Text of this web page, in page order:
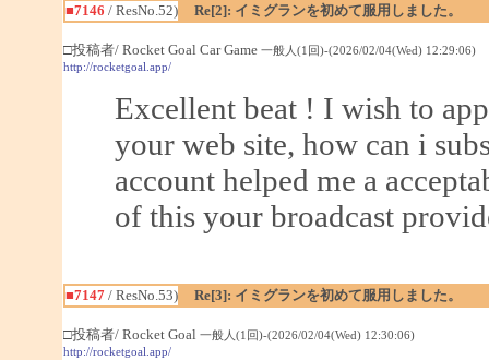
■7146 / ResNo.52) Re[2]: イミグランを初めて服用しました。
□投稿者/ Rocket Goal Car Game 一般人(1回)-(2026/02/04(Wed) 12:29:06)
http://rocketgoal.app/
Excellent beat ! I wish to
your web site, how can i
account helped me a
of this your broadcast
■7147/ ResNo.53) Re[3]: イミグランを初めて服用しました。
□投稿者/ Rocket Goal 一般人(1回)-(2026/02/04(Wed) 12:30:06)
http://rocketgoal.app/